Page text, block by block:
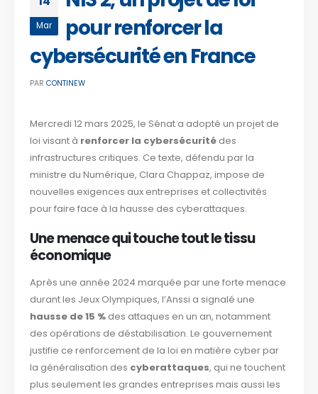
Mar
pour renforcer la
cybersécurité en France
PAR CONTINEW
Mercredi 12 mars 2025, le Sénat a adopté un projet de
loi visant à renforcer la cybersécurité des
infrastructures critiques. Ce texte, défendu par la
ministre du Numérique, Clara Chappaz, impose de
nouvelles exigences aux entreprises et collectivités
pour faire face à la hausse des cyberattaques.
Une menace qui touche tout le tissu
économique
Après une année 2024 marquée par une forte menace
durant les Jeux Olympiques, l’Anssi a signalé une
hausse de 15 % des attaques en un an, notamment
des opérations de déstabilisation. Le gouvernement
justifie ce renforcement de la loi en matière cyber par
la généralisation des cyberattaques, qui ne touchent
plus seulement les grandes entreprises mais aussi les